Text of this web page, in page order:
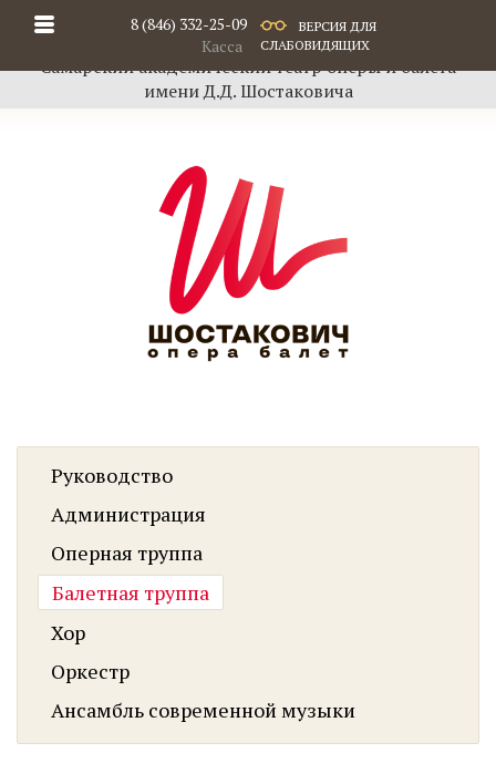
8 (846) 332-25-09
Касса
ВЕРСИЯ ДЛЯ
СЛАБОВИДЯЩИХ
Самарский академический театр оперы и балета
имени Д.Д. Шостаковича
Руководство
Администрация
Оперная труппа
Балетная труппа
Хор
Оркестр
Ансамбль современной музыки